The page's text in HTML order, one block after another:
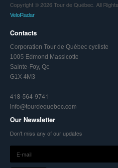
Copyright © 2026 Tour de Québec. All
VeloRadar
Contacts
Corporation Tour de Québec cycliste
1005 Edmond Massicotte
Sainte-Foy, Qc
G1X 4M3
418-564-9741
info@tourdequebec.com
Our Newsletter
Don't miss any of our updates